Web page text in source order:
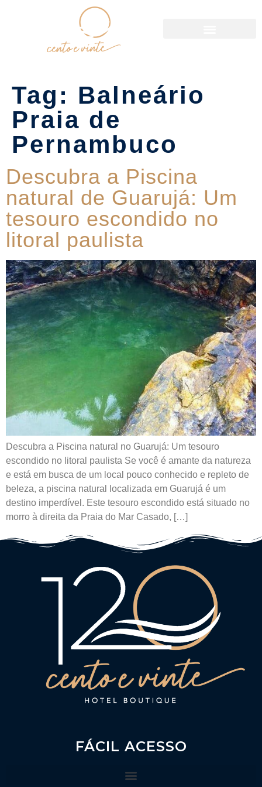
Tag: Balneário
Praia de
Pernambuco
Descubra a Piscina
natural de Guarujá: Um
tesouro escondido no
litoral paulista
Descubra a Piscina natural no Guarujá: Um tesouro
escondido no litoral paulista Se você é amante da natureza
e está em busca de um local pouco conhecido e repleto de
beleza, a piscina natural localizada em Guarujá é um
destino imperdível. Este tesouro escondido está situado no
morro à direita da Praia do Mar Casado, […]
FÁCIL ACESSO